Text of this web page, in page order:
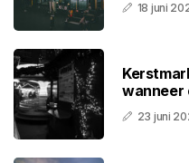
18 juni
wanneer
23 juni